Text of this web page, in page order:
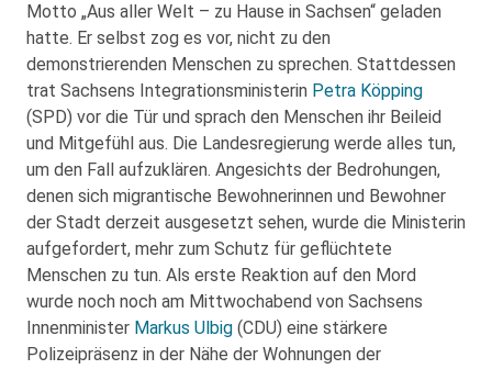
Motto „Aus aller Welt – zu Hause in Sachsen“ geladen
hatte. Er selbst zog es vor, nicht zu den
demonstrierenden Menschen zu sprechen. Stattdessen
trat Sachsens Integrationsministerin Petra Köpping
(SPD) vor die Tür und sprach den Menschen ihr Beileid
und Mitgefühl aus. Die Landesregierung werde alles tun,
um den Fall aufzuklären. Angesichts der Bedrohungen,
denen sich migrantische Bewohnerinnen und Bewohner
der Stadt derzeit ausgesetzt sehen, wurde die Ministerin
aufgefordert, mehr zum Schutz für geflüchtete
Menschen zu tun. Als erste Reaktion auf den Mord
wurde noch noch am Mittwochabend von Sachsens
Innenminister Markus Ulbig (CDU) eine stärkere
Polizeipräsenz in der Nähe der Wohnungen der